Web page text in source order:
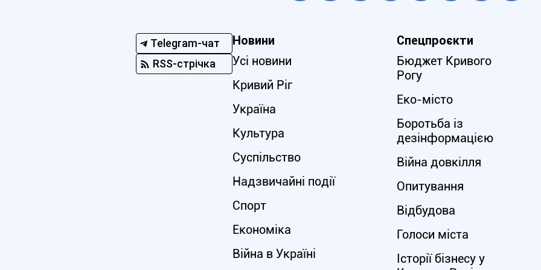
Telegram-чат
RSS-стрічка
Новини
Усі новини
Кривий Ріг
Україна
Культура
Суспільство
Надзвичайні події
Спорт
Економіка
Війна в Україні
Спецпроєкти
Бюджет Кривого
Рогу
Еко-місто
Боротьба із
дезінформацією
Війна довкілля
Опитування
Відбудова
Голоси міста
Історії бізнесу у